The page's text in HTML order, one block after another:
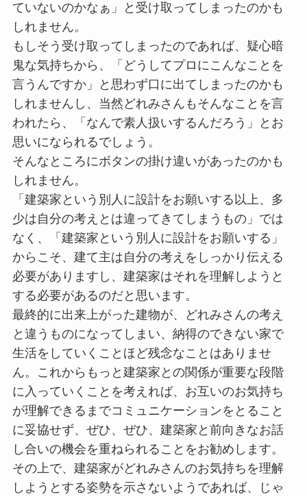
ていないのかなぁ」と受け取ってしまったのかも
しれません。
もしそう受け取ってしまったのであれば、疑心暗
鬼な気持ちから、「どうしてプロにこんなことを
言うんですか」と思わず口に出てしまったのかも
しれませんし、当然どれみさんもそんなことを言
われたら、「なんで素人扱いするんだろう」とお
思いになられるでしょう。
そんなところにボタンの掛け違いがあったのかも
しれません。
「建築家という別人に設計をお願いする以上、多
少は自分の考えとは違ってきてしまうもの」では
なく、「建築家という別人に設計をお願いする」
からこそ、建て主は自分の考えをしっかり伝える
必要がありますし、建築家はそれを理解しようと
する必要があるのだと思います。
最終的に出来上がった建物が、どれみさんの考え
と違うものになってしまい、納得のできない家で
生活をしていくことほど残念なことはありませ
ん。これからもっと建築家との関係が重要な段階
に入っていくことを考えれば、お互いのお気持ち
が理解できるまでコミュニケーションをとること
に妥協せず、ぜひ、ぜひ、建築家と前向きなお話
し合いの機会を重ねられることをお勧めします。
その上で、建築家がどれみさんのお気持ちを理解
しようとする姿勢を示さないようであれば、じゃ